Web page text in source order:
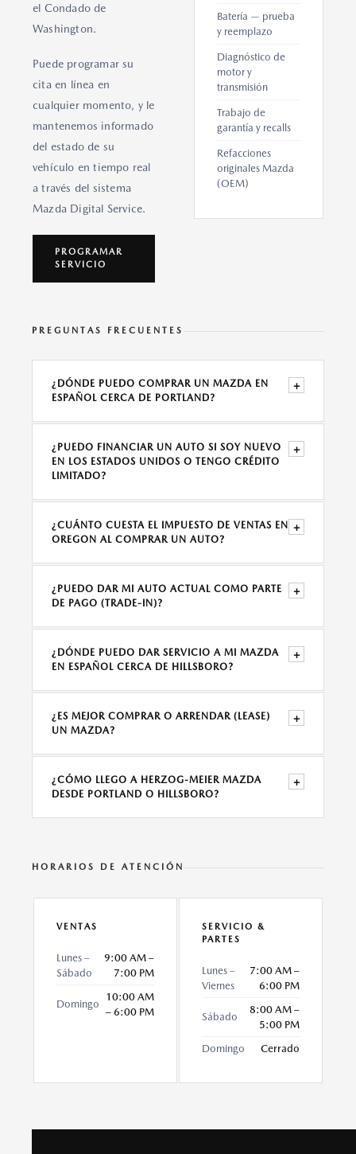
el Condado de
Washington.
Puede programar su
cita en línea en
cualquier momento, y le
mantenemos informado
del estado de su
vehículo en tiempo real
a través del sistema
Mazda Digital Service.
PROGRAMAR
SERVICIO
Batería — prueba
y reemplazo
Diagnóstico de
motor y
transmisión
Trabajo de
garantía y recalls
Refacciones
originales Mazda
(OEM)
PREGUNTAS FRECUENTES
¿DÓNDE PUEDO COMPRAR UN MAZDA EN
ESPAÑOL CERCA DE PORTLAND?
+
¿PUEDO FINANCIAR UN AUTO SI SOY NUEVO
EN LOS ESTADOS UNIDOS O TENGO CRÉDITO
LIMITADO?
+
¿CUÁNTO CUESTA EL IMPUESTO DE VENTAS EN
OREGON AL COMPRAR UN AUTO?
+
¿PUEDO DAR MI AUTO ACTUAL COMO PARTE
DE PAGO (TRADE-IN)?
+
¿DÓNDE PUEDO DAR SERVICIO A MI MAZDA
EN ESPAÑOL CERCA DE HILLSBORO?
+
¿ES MEJOR COMPRAR O ARRENDAR (LEASE)
UN MAZDA?
+
¿CÓMO LLEGO A HERZOG-MEIER MAZDA
DESDE PORTLAND O HILLSBORO?
+
HORARIOS DE ATENCIÓN
VENTAS
Lunes –
Sábado
9:00 AM –
7:00 PM
Domingo
10:00 AM
– 6:00 PM
SERVICIO &
PARTES
Lunes –
Viernes
7:00 AM –
6:00 PM
Sábado
8:00 AM –
5:00 PM
Domingo
Cerrado